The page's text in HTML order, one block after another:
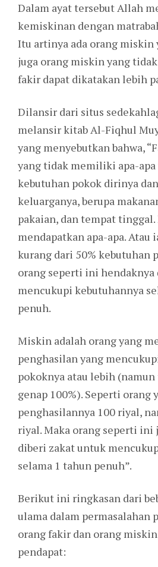
Dalam ayat tersebut Allah
kemiskinan dengan
Itu artinya ada orang miskin
juga orang miskin yang
fakir dapat dikatakan lebih
Dilansir dari situs
melansir kitab Al-Fiqhul
yang menyebutkan bahwa,
yang tidak memiliki apa-
kebutuhan pokok dirinya
keluarganya, berupa
pakaian, dan tempat
mendapatkan apa-apa. Atau
kurang dari 50% kebutuhan
orang seperti ini
mencukupi kebutuhannya
penuh.
Miskin adalah orang yang
penghasilan yang
pokoknya atau lebih
genap 100%). Seperti orang
penghasilannya 100 riyal,
riyal. Maka orang seperti ini
diberi zakat untuk
selama 1 tahun penuh”.
Berikut ini ringkasan dari
ulama dalam permasalahan
orang fakir dan orang
pendapat: